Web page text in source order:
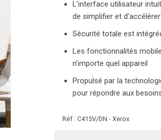
L’interface utilisateur
de simplifier et
Sécurité totale est
Les fonctionnalités
n’importe quel appareil
Propulsé par la
pour répondre aux
Réf : C415V/DN - Xerox